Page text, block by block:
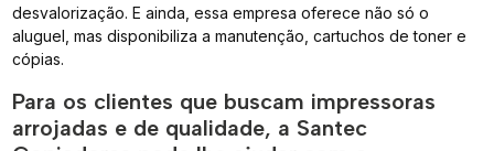
desvalorização. E ainda, essa empresa oferece não só o
aluguel, mas disponibiliza a manutenção, cartuchos de toner e
cópias.
Para os clientes que buscam impressoras
arrojadas e de qualidade, a Santec